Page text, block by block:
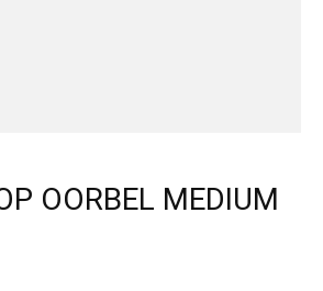
OORBEL MEDIUM